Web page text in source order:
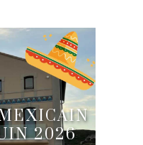
2026